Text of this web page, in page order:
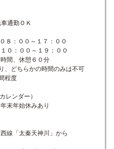
通勤ＯＫ
８：００～１７：００
０～１９：００
休憩６０分
、どちらかの時間のみは不可
程度
ンダー）
末年始休みあり
線「太秦天神川」から